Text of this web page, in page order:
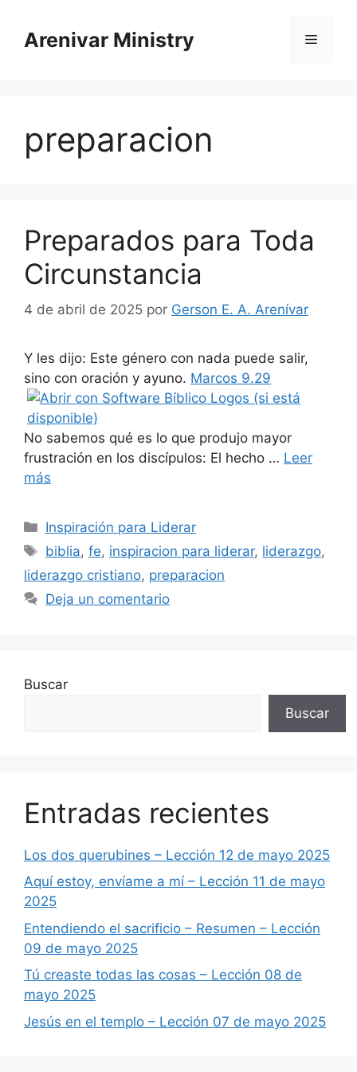
contenido
Arenivar Ministry Menú
preparacion
Preparados para Toda
Circunstancia
4 de abril de 2025 por Gerson E. A. Arenívar
Y les dijo: Este género con nada puede salir,
sino con oración y ayuno. Marcos 9.29
No sabemos qué es lo que produjo mayor
frustración en los discípulos: El hecho … Leer
más
Categorías
Inspiración para Liderar
Etiquetas
biblia,fe, inspiracion para liderar, liderazgo,
liderazgo cristiano, preparacion
Deja un comentario
Buscar
Buscar
Entradas recientes
Los dos querubines – Lección 12 de mayo 2025
Aquí estoy, envíame a mí – Lección 11 de mayo
2025
Entendiendo el sacrificio – Resumen – Lección
09 de mayo 2025
Tú creaste todas las cosas – Lección 08 de
mayo 2025
Jesús en el templo – Lección 07 de mayo 2025